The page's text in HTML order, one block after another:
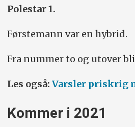
Polestar 1.
Førstemann var en hybrid.
Fra nummer to og utover
Les også: Varsler priskrig
Kommer i 2021